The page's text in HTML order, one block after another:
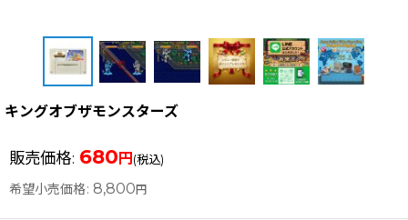
キングオブザモンスターズ
販売価格: 680 円 (税込)
希望小売価格: 8,800 円